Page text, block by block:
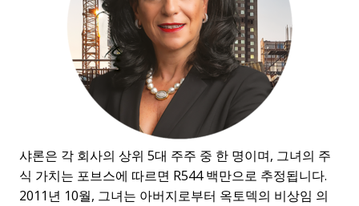
샤론은 각 회사의 상위 5대 주주 중 한 명이며, 그녀의 주
식 가치는 포브스에 따르면 R544 백만으로 추정됩니다.
2011년 10월, 그녀는 아버지로부터 옥토덱의 비상임 의